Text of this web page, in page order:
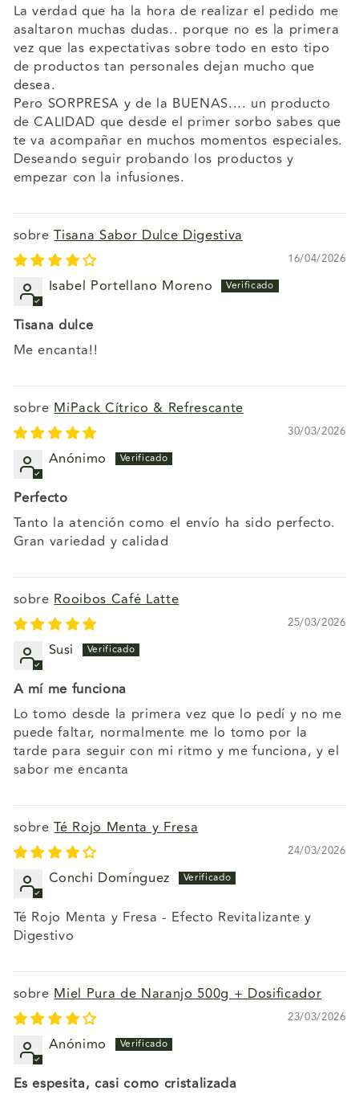
La verdad que ha la hora de realizar el pedido me
asaltaron muchas dudas.. porque no es la primera
vez que las expectativas sobre todo en esto tipo
de productos tan personales dejan mucho que
desea.
Pero SORPRESA y de la BUENAS.... un producto
de CALIDAD que desde el primer sorbo sabes que
te va acompañar en muchos momentos especiales.
Deseando seguir probando los productos y
empezar con la infusiones.
Tisana Sabor Dulce Digestiva
16/04/2026
Isabel Portellano Moreno
Tisana dulce
Me encanta!!
MiPack Cítrico & Refrescante
30/03/2026
Anónimo
Perfecto
Tanto la atención como el envío ha sido perfecto.
Gran variedad y calidad
Rooibos Café Latte
25/03/2026
Susi
A mí me funciona
Lo tomo desde la primera vez que lo pedí y no me
puede faltar, normalmente me lo tomo por la
tarde para seguir con mi ritmo y me funciona, y el
sabor me encanta
Té Rojo Menta y Fresa
24/03/2026
Conchi Domínguez
Té Rojo Menta y Fresa - Efecto Revitalizante y
Digestivo
Miel Pura de Naranjo 500g + Dosificador
23/03/2026
Anónimo
Es espesita, casi como cristalizada